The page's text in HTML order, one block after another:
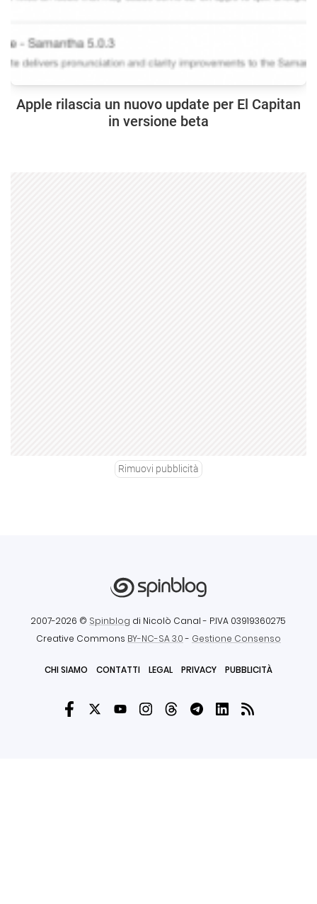
Apple rilascia un nuovo update per El Capitan
in versione beta
Rimuovi pubblicità
2007-2026 © Spinblog di Nicolò Canal - P.IVA 03919360275
Creative Commons BY-NC-SA 3.0- Gestione Consenso
CHI SIAMO CONTATTI LEGAL PRIVACY PUBBLICITÀ